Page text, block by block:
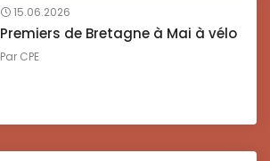
15.06.2026
Premiers de Bretagne à Mai à vélo
Par CPE